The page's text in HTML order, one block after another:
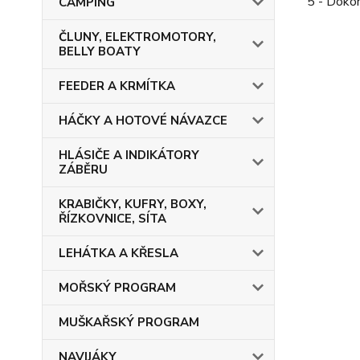
ČLUNY, ELEKTROMOTORY,
BELLY BOATY
FEEDER A KRMÍTKA
HÁČKY A HOTOVÉ NÁVAZCE
HLÁSIČE A INDIKÁTORY
ZÁBĚRU
KRABIČKY, KUFRY, BOXY,
ŘÍZKOVNICE, SÍTA
LEHÁTKA A KŘESLA
MOŘSKÝ PROGRAM
MUŠKAŘSKÝ PROGRAM
NAVIJÁKY